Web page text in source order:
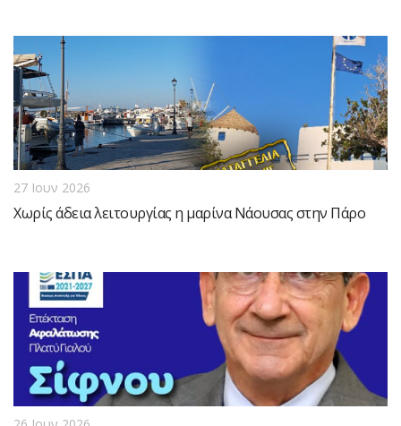
27 Ιουν 2026
Xωρίς άδεια λειτουργίας η μαρίνα Νάουσας στην Πάρο